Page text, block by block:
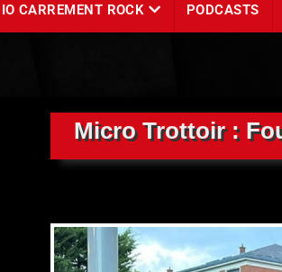
CARREMENT ROCK PODCASTS
Micro Trottoir :